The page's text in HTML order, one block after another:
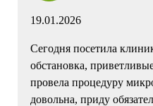
19.01.2026
Сегодня посетила
обстановка,
провела процедуру
довольна, приду